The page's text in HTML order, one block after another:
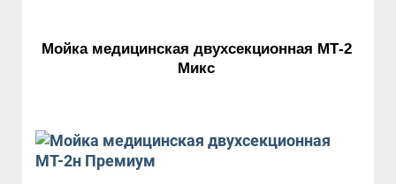
Мойка медицинская двухсекционная МТ-2
Микс